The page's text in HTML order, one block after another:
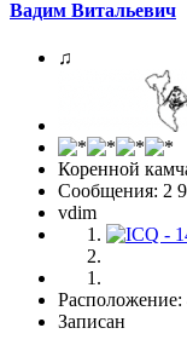
Вадим Витальевич
♫
Коренной
Сообщения: 2
vdim
Расположение:
Записан